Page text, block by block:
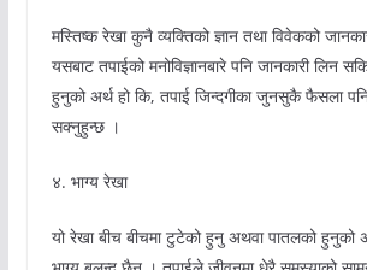
मस्तिष्क रेखा कुनै व्यक्तिको ज्ञान तथा विवेकको
यसबाट तपाईको मनोविज्ञानबारे पनि जानकारी लिन
हुनुको अर्थ हो कि, तपाई जिन्दगीका जुनसुकै फैसला
सक्नुहुन्छ ।
४. भाग्य रेखा
यो रेखा बीच बीचमा टुटेको हुनु अथवा पातलको हुनुको